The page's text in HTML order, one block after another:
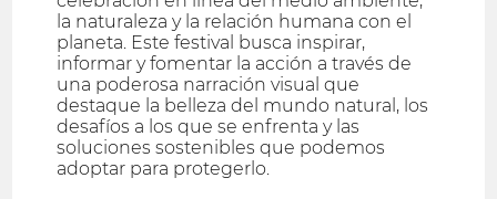
la naturaleza y la relación humana con el
planeta. Este festival busca inspirar,
informar y fomentar la acción a través de
una poderosa narración visual que
destaque la belleza del mundo natural, los
desafíos a los que se enfrenta y las
soluciones sostenibles que podemos
adoptar para protegerlo.